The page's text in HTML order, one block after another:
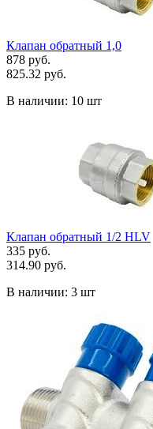
Клапан обратный 1,0
878 руб.
825.32 руб.
В наличии: 10 шт
Клапан обратный 1/2 HLV
335 руб.
314.90 руб.
В наличии: 3 шт